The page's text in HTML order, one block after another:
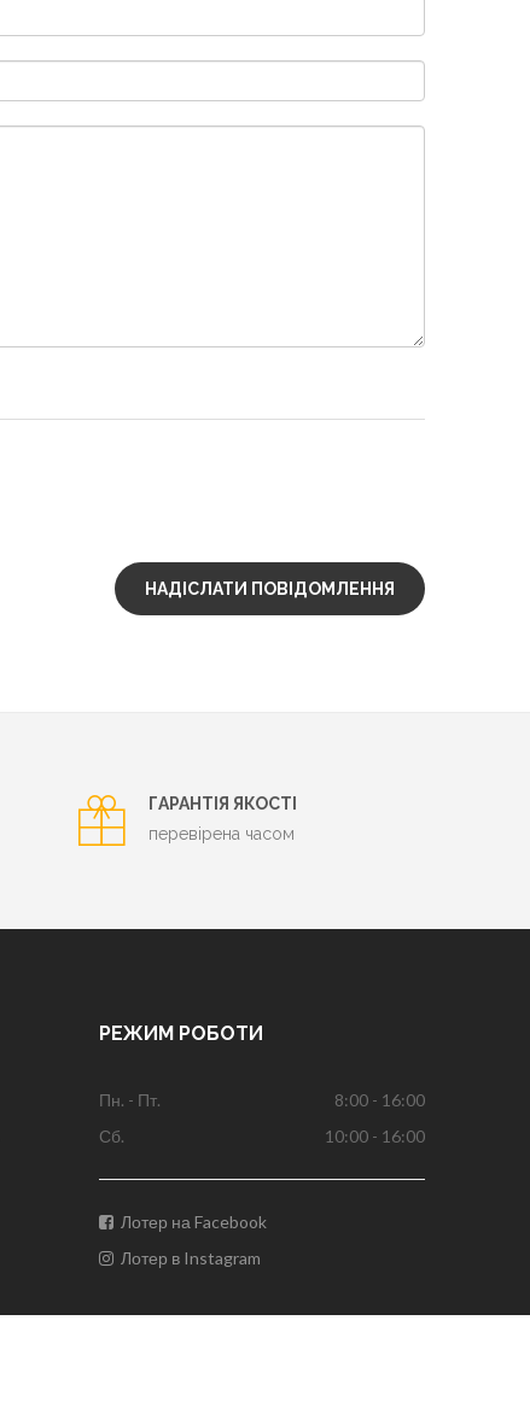
ГАРАНТІЯ ЯКОСТІ
перевірена часом
РЕЖИМ РОБОТИ
Пн. - Пт.
8:00 - 16:00
Сб.
10:00 - 16:00
Лотер на Facebook
Лотер в Instagram